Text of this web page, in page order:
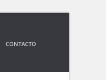
CONTACTO